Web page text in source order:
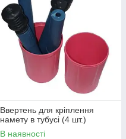
Ввертень для кріплення
намету в тубусі (4 шт.)
В наявності